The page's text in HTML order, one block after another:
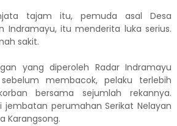
tajam itu, pemuda asal Desa
Indramayu, itu menderita luka serius.
sakit.
yang diperoleh Radar Indramayu
membacok, pelaku terlebih
bersama sejumlah rekannya.
jembatan perumahan Serikat Nelayan
Karangsong.